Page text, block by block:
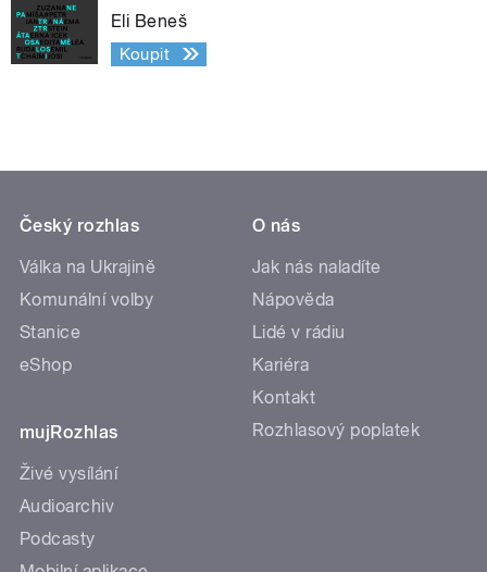
Eli Beneš
Koupit
Český rozhlas
Válka na Ukrajině
Komunální volby
Stanice
eShop
mujRozhlas
Živé vysílání
Audioarchiv
Podcasty
O nás
Jak nás naladíte
Nápověda
Lidé v rádiu
Kariéra
Kontakt
Rozhlasový poplatek